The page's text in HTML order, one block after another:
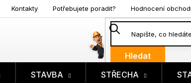
Kontakty Potřebujete poradit? Hodnocení
Hledat
STAVBA STŘECHA